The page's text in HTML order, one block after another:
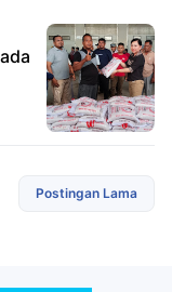
Postingan Lama